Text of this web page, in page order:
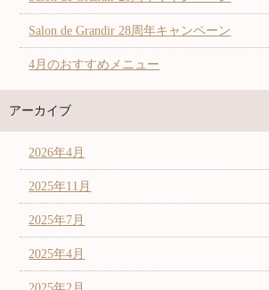
Salon de Grandir 28周年キャンペーン
4月のおすすめメニュー
アーカイブ
2026年4月
2025年11月
2025年7月
2025年4月